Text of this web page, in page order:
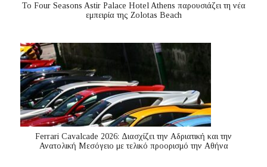
Το Four Seasons Astir Palace Hotel Athens παρουσιάζει τη νέα
εμπειρία της Zolotas Beach
Ferrari Cavalcade 2026: Διασχίζει την Αδριατική και την
Ανατολική Μεσόγειo με τελικό προορισμό την Αθήνα